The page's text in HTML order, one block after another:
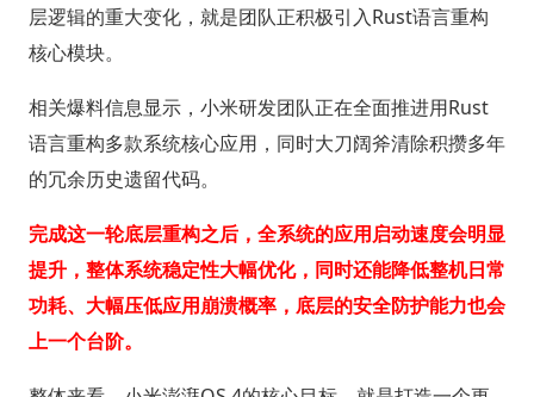
层逻辑的重大变化，就是团队正积极引入Rust语言重构
核心模块。
相关爆料信息显示，小米研发团队正在全面推进用Rust
语言重构多款系统核心应用，同时大刀阔斧清除积攒多年
的冗余历史遗留代码。
完成这一轮底层重构之后，全系统的应用启动速度会明显
提升，整体系统稳定性大幅优化，同时还能降低整机日常
功耗、大幅压低应用崩溃概率，底层的安全防护能力也会
上一个台阶。